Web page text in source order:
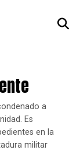
a
Es
en la
militar